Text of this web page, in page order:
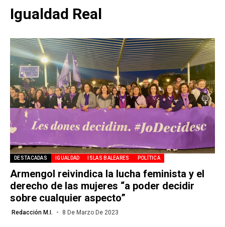
Igualdad Real
DESTACADAS IGUALDAD ISLAS BALEARES POLÍTICA
Armengol reivindica la lucha feminista y el
derecho de las mujeres “a poder decidir
sobre cualquier aspecto”
Redacción M.I. 8 De Marzo De 2023